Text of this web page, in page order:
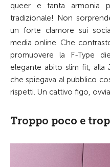
queer e tanta armonia
tradizionale! Non
un forte clamore sui
media online. Che
promuovere la F-Type
elegante abito slim fit, alla
che spiegava al pubblico
rispetti. Un cattivo figo,
Troppo poco e